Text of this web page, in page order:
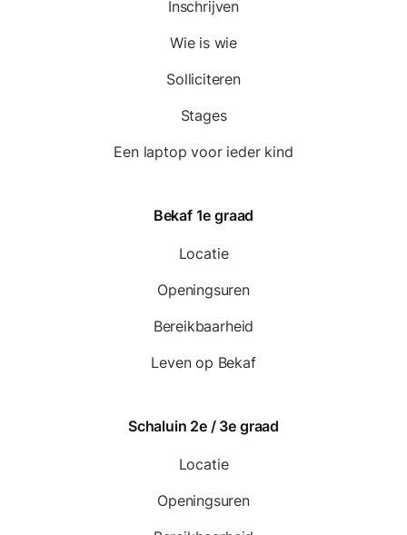
Inschrijven
Wie is wie
Solliciteren
Stages
Een laptop voor ieder kind
Bekaf 1e graad
Locatie
Openingsuren
Bereikbaarheid
Leven op Bekaf
Schaluin 2e / 3e graad
Locatie
Openingsuren